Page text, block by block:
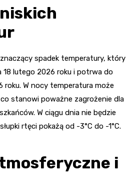
spadek temperatury, który
18 lutego 2026 roku i potrwa do
roku. W nocy temperatura może
stanowi poważne zagrożenie dla
W ciągu dnia nie będzie
rtęci pokażą od -3°C do -1°C.
i